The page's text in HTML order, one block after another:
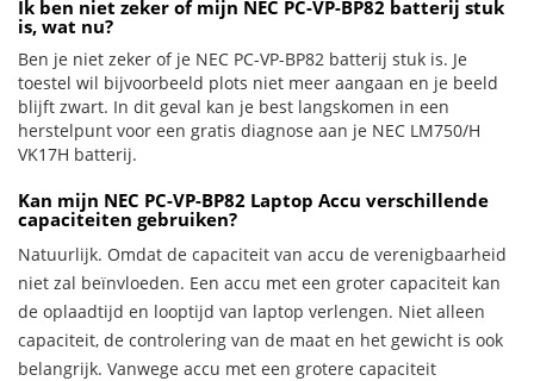
Ik ben niet zeker of mijn NEC PC-VP-BP82 batterij stuk
is, wat nu?
Ben je niet zeker of je NEC PC-VP-BP82 batterij stuk is. Je
toestel wil bijvoorbeeld plots niet meer aangaan en je beeld
blijft zwart. In dit geval kan je best langskomen in een
herstelpunt voor een gratis diagnose aan je NEC LM750/H
VK17H batterij.
Kan mijn NEC PC-VP-BP82 Laptop Accu verschillende
capaciteiten gebruiken?
Natuurlijk. Omdat de capaciteit van accu de verenigbaarheid
niet zal beïnvloeden. Een accu met een groter capaciteit kan
de oplaadtijd en looptijd van laptop verlengen. Niet alleen
capaciteit, de controlering van de maat en het gewicht is ook
belangrijk. Vanwege accu met een grotere capaciteit